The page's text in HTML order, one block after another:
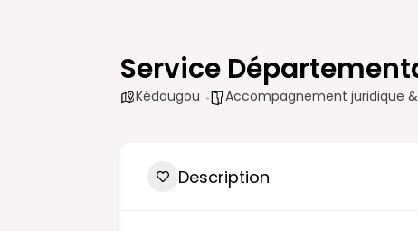
Service
Kédougou Accompagnement juridique
Description